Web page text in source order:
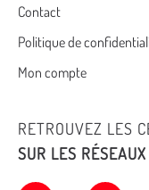
Cemea
footer
Contact
Politique de
Mon compte
RETROUVEZ LES
SUR LES